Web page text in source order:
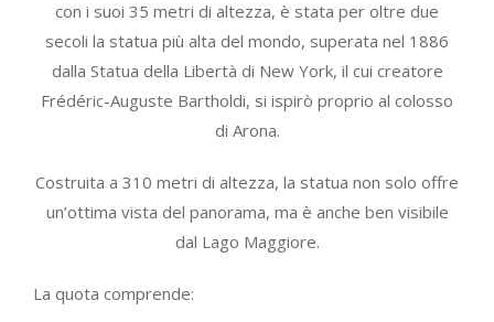
con i suoi 35 metri di altezza, è stata per oltre due
secoli la statua più alta del mondo, superata nel 1886
dalla Statua della Libertà di New York, il cui creatore
Frédéric-Auguste Bartholdi, si ispirò proprio al colosso
di Arona.
Costruita a 310 metri di altezza, la statua non solo offre
un’ottima vista del panorama, ma è anche ben visibile
dal Lago Maggiore.
La quota comprende: